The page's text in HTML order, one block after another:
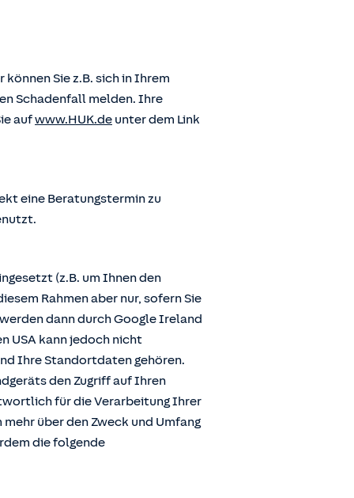
Sie z.B. sich in Ihrem
Schadenfall melden. Ihre
aufwww.HUK.de unter dem Link
eine Beratungstermin zu
(z.B. um Ihnen den
Rahmen aber nur, sofern Sie
dann durch Google Ireland
USA kann jedoch nicht
Ihre Standortdaten gehören.
den Zugriff auf Ihren
für die Verarbeitung Ihrer
über den Zweck und Umfang
die folgende